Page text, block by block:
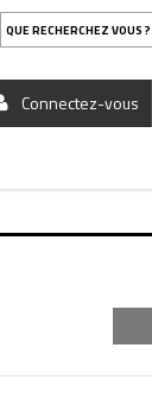
QUE RECHERCHEZ VOUS ?
Connectez-vous